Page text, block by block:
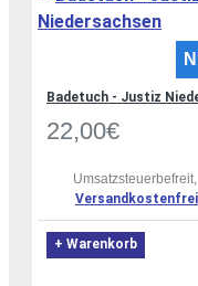
22,00€
Umsatzsteuerbefreit,
Versandkostenfrei
+ Warenkorb